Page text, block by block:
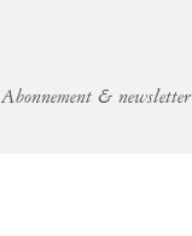
Abonnement & newsletter